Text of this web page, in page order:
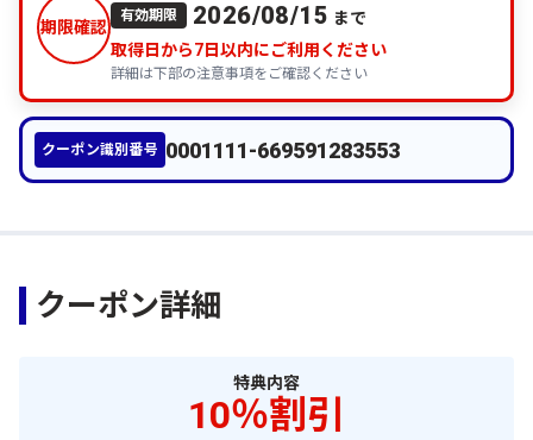
期限確認
有効期限 2026/08/15 まで
取得日から7 日以内にご利用ください
詳細は下部の注意事項をご確認ください
クーポン識別番号 0001111-669591283553
クーポン詳細
特典内容
10％割引